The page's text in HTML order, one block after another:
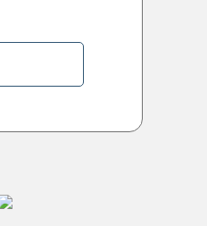
avec Google
vous en un clic !